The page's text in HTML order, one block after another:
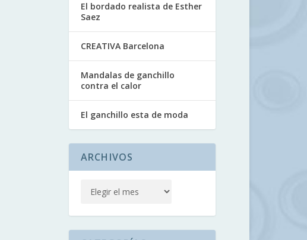
El bordado realista de Esther
Saez
CREATIVA Barcelona
Mandalas de ganchillo
contra el calor
El ganchillo esta de moda
ARCHIVOS